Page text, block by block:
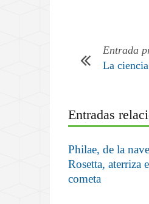
Entrada
La
Entradas
Philae, de la nave
Rosetta, aterriza
cometa